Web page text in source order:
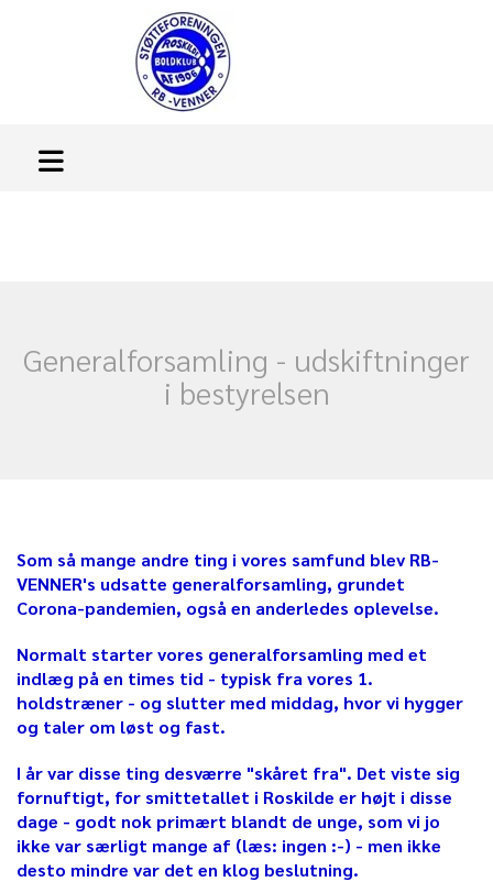
Generalforsamling - udskiftninger
i bestyrelsen
Som så mange andre ting i vores samfund blev RB-
VENNER's udsatte generalforsamling, grundet
Corona-pandemien, også en anderledes oplevelse.
Normalt starter vores generalforsamling med et
indlæg på en times tid - typisk fra vores 1.
holdstræner - og slutter med middag, hvor vi hygger
og taler om løst og fast.
I år var disse ting desværre "skåret fra". Det viste sig
fornuftigt, for smittetallet i Roskilde er højt i disse
dage - godt nok primært blandt de unge, som vi jo
ikke var særligt mange af (læs: ingen :-) - men ikke
desto mindre var det en klog beslutning.